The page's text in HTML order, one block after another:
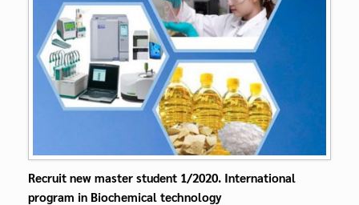
Recruit new master student 1/2020. International
program in Biochemical technology